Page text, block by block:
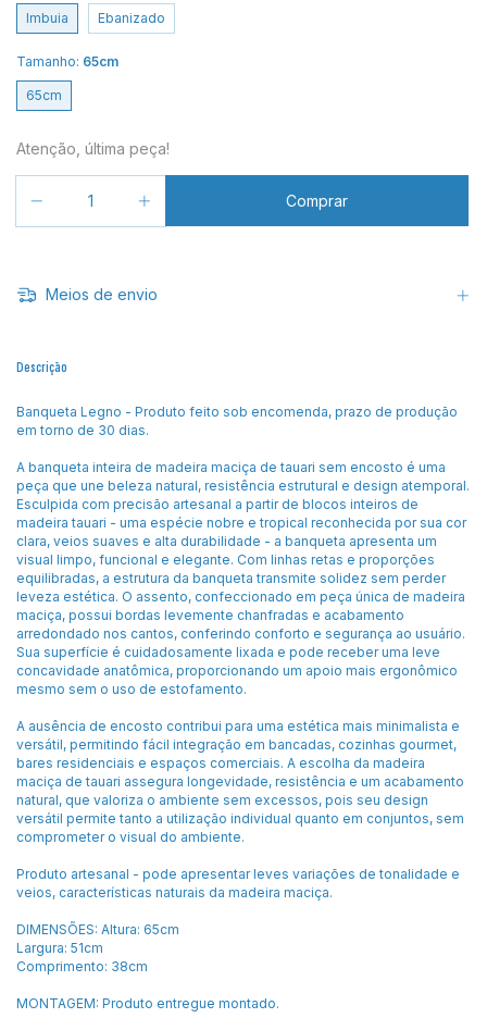
Imbuia Ebanizado
Tamanho: 65cm
65cm
Atenção, última peça!
Meios de envio
Descrição
Banqueta Legno - Produto feito sob encomenda, prazo de produção
em torno de 30 dias.
A banqueta inteira de madeira maciça de tauari sem encosto é uma
peça que une beleza natural, resistência estrutural e design atemporal.
Esculpida com precisão artesanal a partir de blocos inteiros de
madeira tauari - uma espécie nobre e tropical reconhecida por sua cor
clara, veios suaves e alta durabilidade - a banqueta apresenta um
visual limpo, funcional e elegante. Com linhas retas e proporções
equilibradas, a estrutura da banqueta transmite solidez sem perder
leveza estética. O assento, confeccionado em peça única de madeira
maciça, possui bordas levemente chanfradas e acabamento
arredondado nos cantos, conferindo conforto e segurança ao usuário.
Sua superfície é cuidadosamente lixada e pode receber uma leve
concavidade anatômica, proporcionando um apoio mais ergonômico
mesmo sem o uso de estofamento.
A ausência de encosto contribui para uma estética mais minimalista e
versátil, permitindo fácil integração em bancadas, cozinhas gourmet,
bares residenciais e espaços comerciais. A escolha da madeira
maciça de tauari assegura longevidade, resistência e um acabamento
natural, que valoriza o ambiente sem excessos, pois seu design
versátil permite tanto a utilização individual quanto em conjuntos, sem
comprometer o visual do ambiente.
Produto artesanal - pode apresentar leves variações de tonalidade e
veios, características naturais da madeira maciça.
DIMENSÕES: Altura: 65cm
Largura: 51cm
Comprimento: 38cm
MONTAGEM: Produto entregue montado.